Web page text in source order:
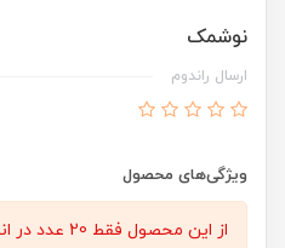
نوشمک
ارسال راندوم
ویژگی‌های محصول
از این محصول